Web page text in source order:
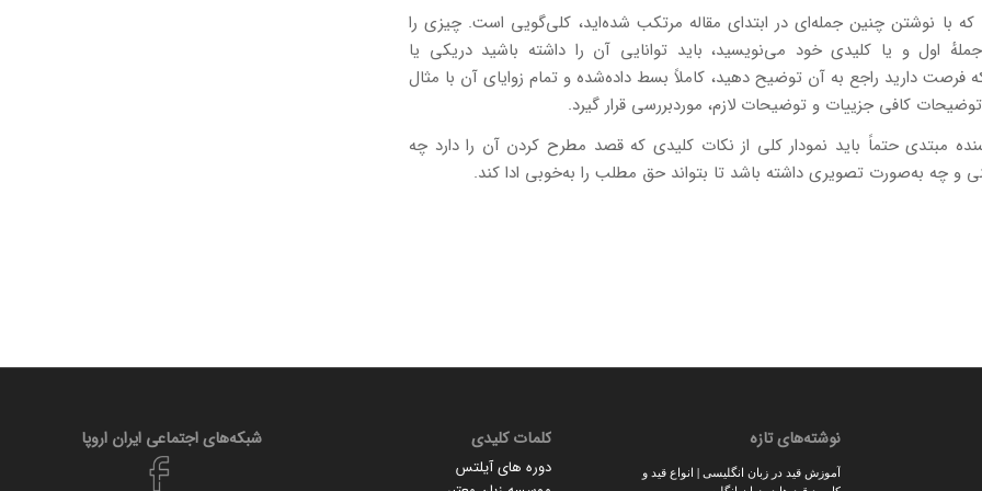
با نوشتن چنین جمله‌ای در ابتدای مقاله مرتکب شده‌اید، کلی‌گویی است. چیزی را
اول و یا کلیدی خود می‌نویسید، باید توانایی آن را داشته باشید دریکی یا
فرصت دارید راجع به آن توضیح دهید، کاملاً بسط داده‌شده و تمام زوایای آن با مثال
کافی جزییات و توضیحات لازم، موردبررسی قرار گیرد.
مبتدی حتماً باید نمودار کلی از نکات کلیدی که قصد مطرح کردن آن را دارد چه
و چه به‌صورت تصویری داشته باشد تا بتواند حق مطلب را به‌خوبی ادا کند.
نوشته‌های تازه
آموزش قید در زبان انگلیسی | انواع قید و
کلمات کلیدی
دوره های آیلتس
شبکه‌های اجتماعی ایران‌ اروپا